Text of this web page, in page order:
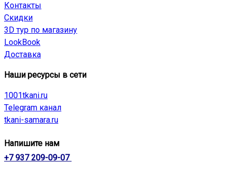
Контакты
Скидки
3D тур по магазину
LookBook
Доставка
Наши ресурсы в сети
1001tkani.ru
Telegram канал
tkani-samara.ru
Напишите нам
+7 937 209-09-07